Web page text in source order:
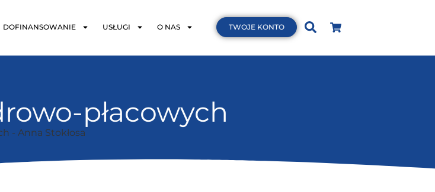
DOFINANSOWANIE USŁUGI O NAS TWOJE KONTO
płacowych
- Anna Stokłosa